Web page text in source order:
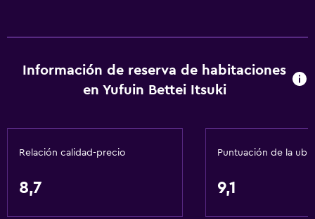
Información de reserva de habitaciones
en Yufuin Bettei Itsuki
Relación calidad-precio
8,7
Puntuación de la
9,1